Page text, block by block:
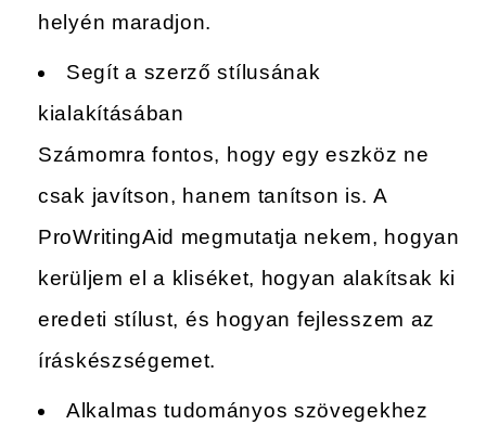
helyén maradjon.
Segít a szerző stílusának
kialakításában
Számomra fontos, hogy egy eszköz ne
csak javítson, hanem tanítson is. A
ProWritingAid megmutatja nekem, hogyan
kerüljem el a kliséket, hogyan alakítsak ki
eredeti stílust, és hogyan fejlesszem az
íráskészségemet.
Alkalmas tudományos szövegekhez